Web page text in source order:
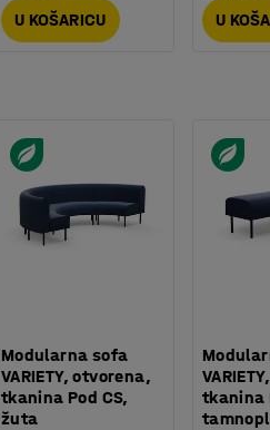
U KOŠARICU U
Modularna sofa
VARIETY, otvorena,
tkanina Pod CS,
žuta
tkanina